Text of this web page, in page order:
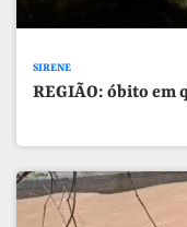
SIRENE
REGIÃO: óbito em